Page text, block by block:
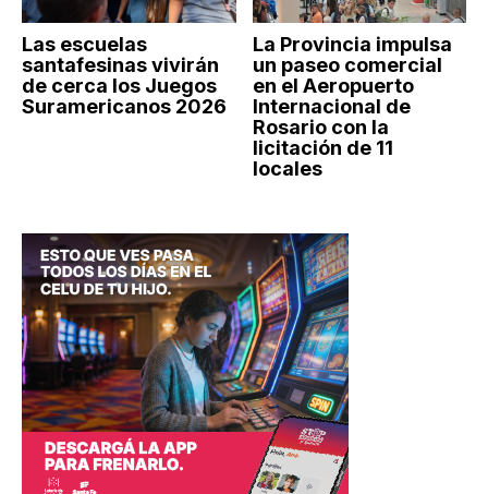
Las escuelas
santafesinas vivirán
de cerca los Juegos
Suramericanos 2026
La Provincia impulsa
un paseo comercial
en el Aeropuerto
Internacional de
Rosario con la
licitación de 11
locales